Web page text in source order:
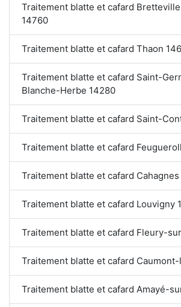
Traitement blatte et cafard
14760
Traitement blatte et cafard Thaon
Traitement blatte et cafard Saint-
Blanche-Herbe 14280
Traitement blatte et cafard Saint-
Traitement blatte et cafard
Traitement blatte et cafard
Traitement blatte et cafard Louvigny
Traitement blatte et cafard Fleury-
Traitement blatte et cafard
Traitement blatte et cafard Amayé-